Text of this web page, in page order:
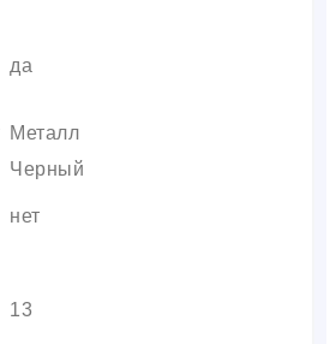
да
Металл
Черный
нет
13